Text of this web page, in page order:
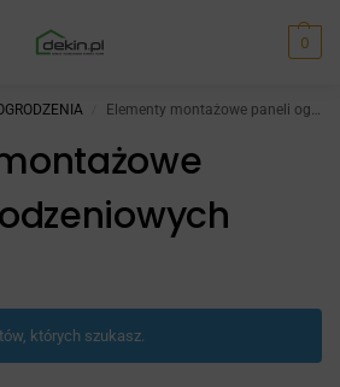
0
Elementy montażowe paneli ogrodzeniowych
których szukasz.